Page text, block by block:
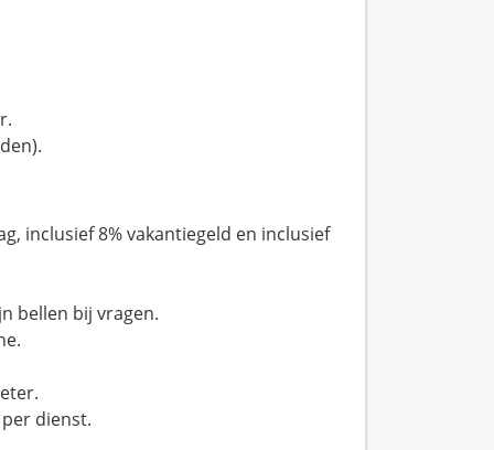
inclusief 8% vakantiegeld en inclusief
bellen bij vragen.
dienst.